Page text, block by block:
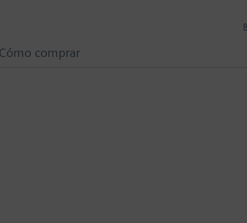
Cómo comprar